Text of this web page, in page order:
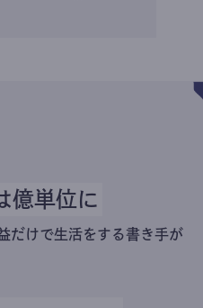
億単位に
けで生活をする書き手が